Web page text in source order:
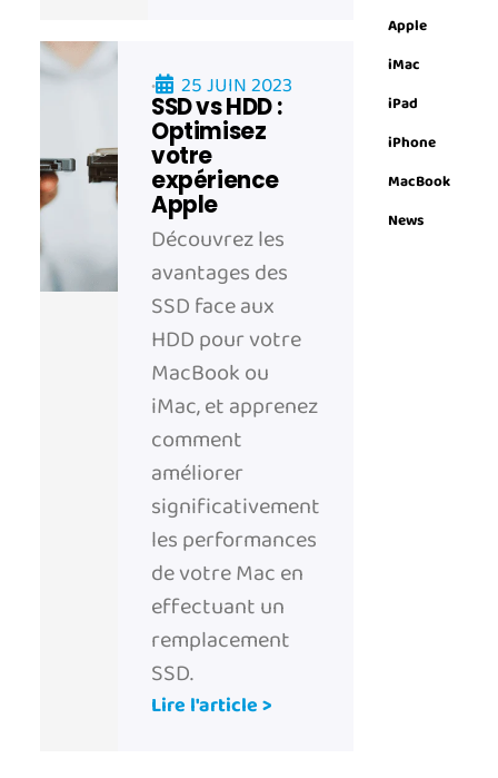
Apple
iMac
iPad
iPhone
MacBook
News
SSD vs HDD :
Optimisez
votre
expérience
Apple
• 25 JUIN 2023
Découvrez les
avantages des
SSD face aux
HDD pour votre
MacBook ou
iMac, et apprenez
comment
améliorer
significativement
les performances
de votre Mac en
effectuant un
remplacement
SSD.
Lire l'article >